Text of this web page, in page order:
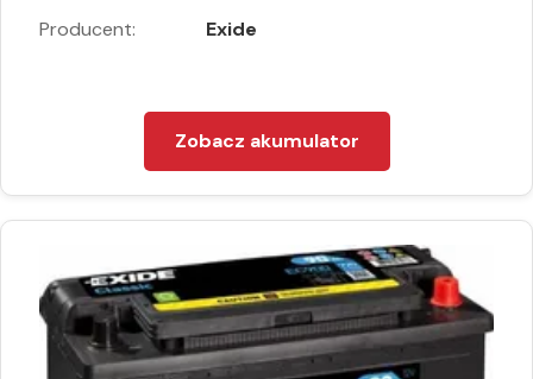
Producent: Exide
Zobacz akumulator